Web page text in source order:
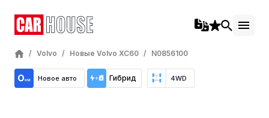
/ Volvo / Новые Volvo XC60 / N0856100
Новое авто Гибрид 4WD